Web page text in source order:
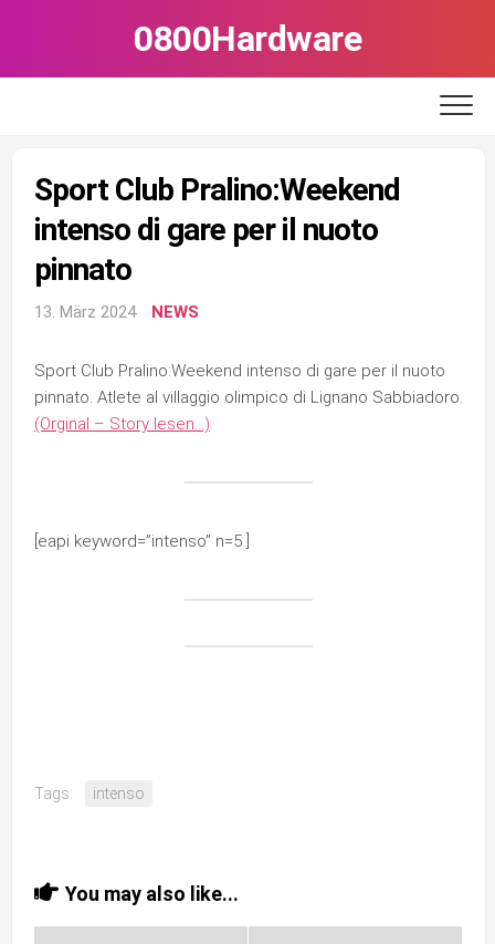
0800Hardware
Sport Club Pralino:Weekend
intenso di gare per il nuoto
pinnato
13. März 2024 NEWS
Sport Club Pralino:Weekend intenso di gare per il nuoto
pinnato. Atlete al villaggio olimpico di Lignano Sabbiadoro.
(Orginal – Story lesen…)
[eapi keyword=”intenso” n=5 ]
Tags: intenso
You may also like...